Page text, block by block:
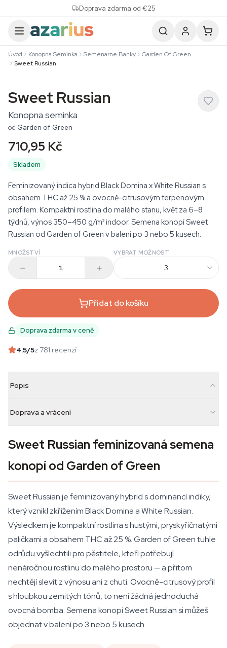
Doprava zdarma od €25
Úvod Konopna Seminka Semenarne Banky
Garden Of Green
Sweet Russian
Sweet Russian
Konopna seminka
od Garden of Green
710,95 Kč
Skladem
Feminizovaný indica hybrid Black Domina x White Russian s
obsahem THC až 25 % a ovocně-citrusovým terpenovým
profilem. Kompaktní rostlina do malého stanu, květ za 6–8
týdnů, výnos 350–450 g/m² indoor. Semena konopí Sweet
Russian od Garden of Green v balení po 3 nebo 5 kusech.
MNOŽSTVÍ VYBRAT MOŽNOST
3
Přidat do košíku
Doprava zdarma v ceně
4.5/5z 781 recenzí
Popis
Doprava a vrácení
Sweet Russian feminizovaná semena
konopí od Garden of Green
Sweet Russian je feminizovaný hybrid s dominancí indiky,
který vznikl zkřížením Black Domina a White Russian.
Výsledkem je kompaktní rostlina s hustými, pryskyřičnatými
paličkami a obsahem THC až 25 %. Garden of Green tuhle
odrůdu vyšlechtili pro pěstitele, kteří potřebují
nenáročnou rostlinu do malého prostoru — a přitom
nechtějí slevit z výnosu ani z chuti. Ovocně-citrusový profil
s hloubkou zemitých tónů, to není žádná jednoduchá
ovocná bomba. Semena konopí Sweet Russian si můžeš
objednat v balení po 3 nebo 5 kusech.